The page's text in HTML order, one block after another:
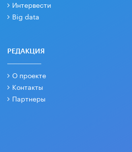
Интервести
Big data
РЕДАКЦИЯ
О проекте
Контакты
Партнеры